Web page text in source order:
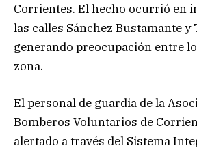
Corrientes. El hecho ocurrió en
las calles Sánchez Bustamante y
generando preocupación entre
zona.
El personal de guardia de la
Bomberos Voluntarios de
alertado a través del Sistema